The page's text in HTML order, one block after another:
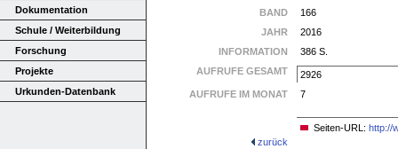
Dokumentation
Schule / Weiterbildung
Forschung
Projekte
Urkunden-Datenbank
BAND
166
JAHR
2016
INFORMATION
386 S.
AUFRUFE GESAMT
2926
AUFRUFE IM MONAT
7
Seiten-URL: http://
zurück